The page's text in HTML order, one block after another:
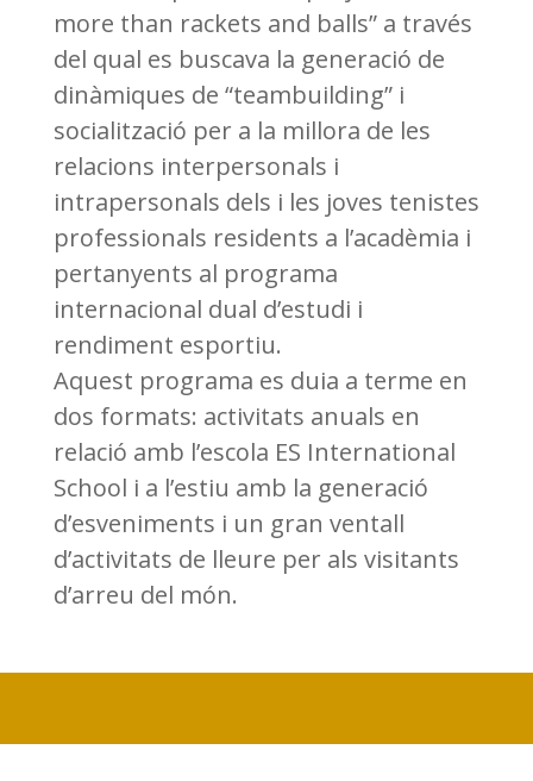
more than rackets and balls” a través
del qual es buscava la generació de
dinàmiques de “teambuilding” i
socialització per a la millora de les
relacions interpersonals i
intrapersonals dels i les joves tenistes
professionals residents a l’acadèmia i
pertanyents al programa
internacional dual d’estudi i
rendiment esportiu.
Aquest programa es duia a terme en
dos formats: activitats anuals en
relació amb l’escola ES International
School i a l’estiu amb la generació
d’esveniments i un gran ventall
d’activitats de lleure per als visitants
d’arreu del món.